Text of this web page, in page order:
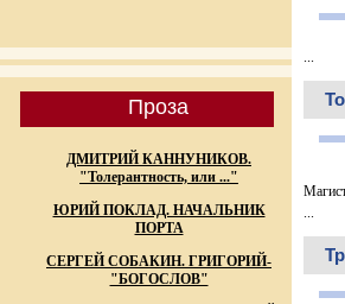
Проза
ДМИТРИЙ КАННУНИКОВ.
"Толерантность, или ..."
ЮРИЙ ПОКЛАД. НАЧАЛЬНИК
ПОРТА
СЕРГЕЙ СОБАКИН. ГРИГОРИЙ-
"БОГОСЛОВ"
...
...